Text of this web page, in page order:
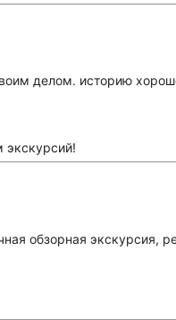
делом. историю
экскурсий!
обзорная экскурсия,